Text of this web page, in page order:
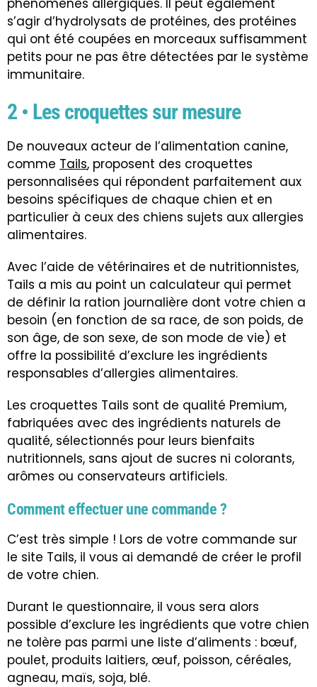
s’agir d’hydrolysats de protéines, des protéines
qui ont été coupées en morceaux suffisamment
petits pour ne pas être détectées par le système
immunitaire.
2 • Les croquettes sur mesure
De nouveaux acteur de l’alimentation canine,
comme Tails, proposent des croquettes
personnalisées qui répondent parfaitement aux
besoins spécifiques de chaque chien et en
particulier à ceux des chiens sujets aux allergies
alimentaires.
Avec l’aide de vétérinaires et de nutritionnistes,
Tails a mis au point un calculateur qui permet
de définir la ration journalière dont votre chien a
besoin (en fonction de sa race, de son poids, de
son âge, de son sexe, de son mode de vie) et
offre la possibilité d’exclure les ingrédients
responsables d’allergies alimentaires.
Les croquettes Tails sont de qualité Premium,
fabriquées avec des ingrédients naturels de
qualité, sélectionnés pour leurs bienfaits
nutritionnels, sans ajout de sucres ni colorants,
arômes ou conservateurs artificiels.
Comment effectuer une commande ?
C’est très simple ! Lors de votre commande sur
le site Tails, il vous ai demandé de créer le profil
de votre chien.
Durant le questionnaire, il vous sera alors
possible d’exclure les ingrédients que votre chien
ne tolère pas parmi une liste d’aliments : bœuf,
poulet, produits laitiers, œuf, poisson, céréales,
agneau, maïs, soja, blé.